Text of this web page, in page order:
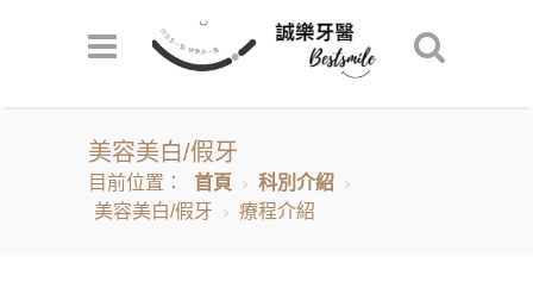
美容美白/假牙
目前位置： 首頁
科別介紹
美容美白/假牙
療程介紹